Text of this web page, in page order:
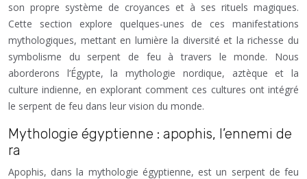
son propre système de croyances et à ses rituels magiques.
Cette section explore quelques-unes de ces manifestations
mythologiques, mettant en lumière la diversité et la richesse du
symbolisme du serpent de feu à travers le monde. Nous
aborderons l’Égypte, la mythologie nordique, aztèque et la
culture indienne, en explorant comment ces cultures ont intégré
le serpent de feu dans leur vision du monde.
Mythologie égyptienne : apophis, l’ennemi de
ra
Apophis, dans la mythologie égyptienne, est un serpent de feu